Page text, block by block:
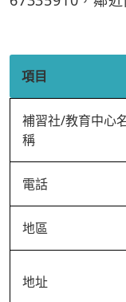
項目
補習社/教育中心
稱
電話
地區
地址